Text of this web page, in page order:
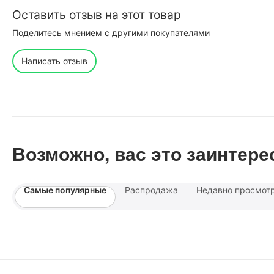
Оставить отзыв на этот товар
Поделитесь мнением с другими покупателями
Написать отзыв
Возможно, вас это
Самые популярные Распродажа Недавно